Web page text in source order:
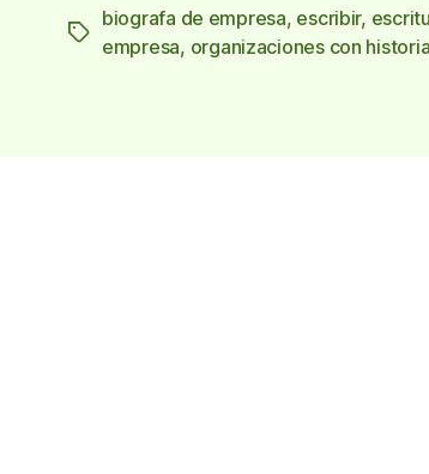
Etiquetas
biografa de empresa, escribir,
empresa, organizaciones con historia